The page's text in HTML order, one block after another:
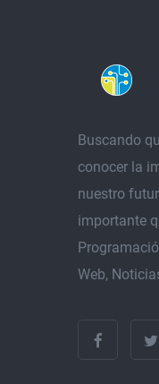
Buscando
conocer la
nuestro
importante
Web,